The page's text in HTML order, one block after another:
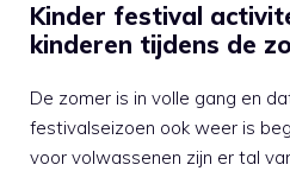
Kinder festival
kinderen tijdens de
De zomer is in volle gang en
festivalseizoen ook weer is
voor volwassenen zijn er tal